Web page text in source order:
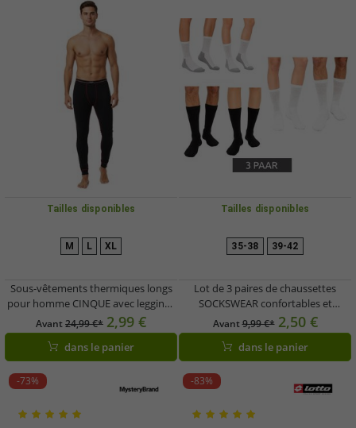
Tailles disponibles
M L XL
Sous-vêtements thermiques longs
pour homme CINQUE avec leggings
en coton, noir/rouge
Avant24,99 €* 2,99 €
dans le panier
Tailles disponibles
35-38 39-42
Lot de 3 paires de chaussettes
SOCKSWEAR confortables et
respirantes pour diabétiques
(femmes et hommes), en coton avec
bord-côtes confort, blanches, noires
ou blanches/grises.
Avant9,99 €* 2,50 €
dans le panier
-73% -83%